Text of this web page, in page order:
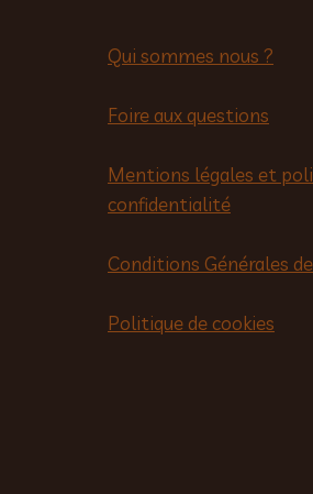
Qui sommes nous ?
Foire aux questions
Mentions légales et
confidentialité
Conditions Générales
Politique de cookies